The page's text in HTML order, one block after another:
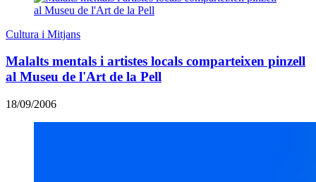
Cultura i Mitjans
Malalts mentals i artistes locals comparteixen pinzell
al Museu de l'Art de la Pell
18/09/2006